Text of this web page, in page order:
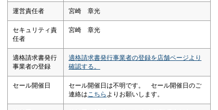
運営責任者 宮崎 章光
セキュリティ責
任者
宮崎 章光
適格請求書発行
事業者の登録
適格請求書発行事業者の登録を店舗ページより
確認する。
セール開催日
セール開催日は不明です。 セール開催日のご
連絡は こちら よりお願いします。